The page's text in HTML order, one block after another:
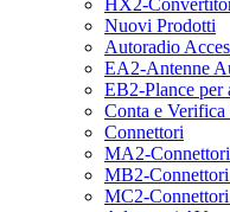
HX2-
Nuovi Prodotti
Autoradio
EA2-Antenne
EB2-Plance per
Conta e Verifica
Connettori
MA2-
MB2-
MC2-